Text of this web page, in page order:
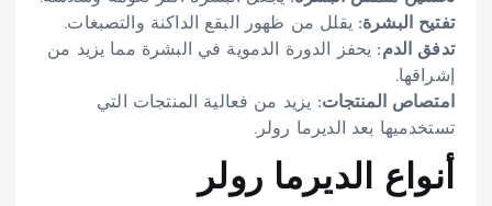
تفتيح البشرة:يقلل من ظهور البقع الداكنة والتصبغات.
تدفق الدم:يحفز الدورة الدموية في البشرة مما يزيد من
إشراقها.
امتصاص المنتجات:يزيد من فعالية المنتجات التي
تستخدميها بعد الديرما رولر.
أنواع الديرما رولر